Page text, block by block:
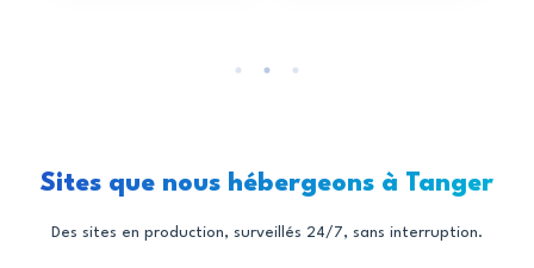
Sites que nous hébergeons à Tanger
Des sites en production, surveillés 24/7, sans interruption.